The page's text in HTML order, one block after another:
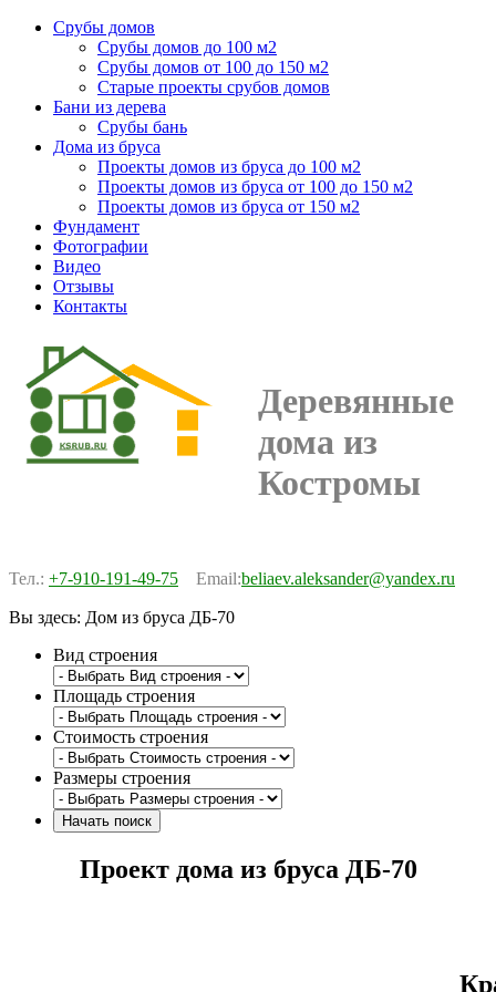
Срубы домов
Срубы домов до 100 м2
Срубы домов от 100 до 150 м2
Старые проекты срубов домов
Бани из дерева
Срубы бань
Дома из бруса
Проекты домов из бруса до 100 м2
Проекты домов из бруса от 100 до 150 м2
Проекты домов из бруса от 150 м2
Фундамент
Фотографии
Видео
Отзывы
Контакты
Деревянные
дома из
Костромы
Тел.: +7-910-191-49-75 Email:beliaev.aleksander@yandex.ru
Вы здесь: Дом из бруса ДБ-70
Вид строения
Площадь строения
Стоимость строения
Размеры строения
Проект дома из бруса ДБ-70